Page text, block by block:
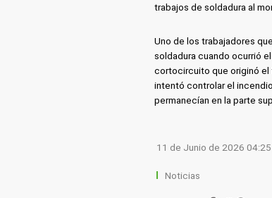
trabajos de soldadura al
Uno de los trabajadores
soldadura cuando ocurrió
cortocircuito que originó el
intentó controlar el
permanecían en la parte
11 de Junio de 2026 04:25
Noticias